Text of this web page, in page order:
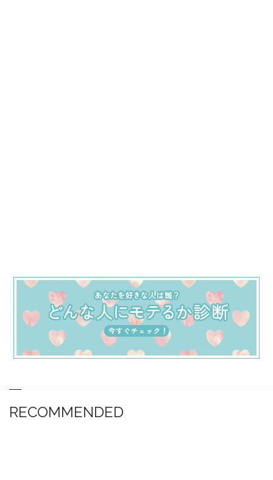
RECOMMENDED